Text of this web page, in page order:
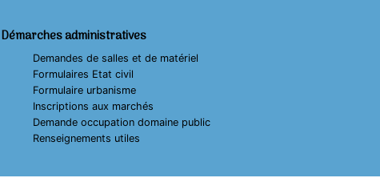
Démarches administratives
Demandes de salles et de matériel
Formulaires Etat civil
Formulaire urbanisme
Inscriptions aux marchés
Demande occupation domaine public
Renseignements utiles